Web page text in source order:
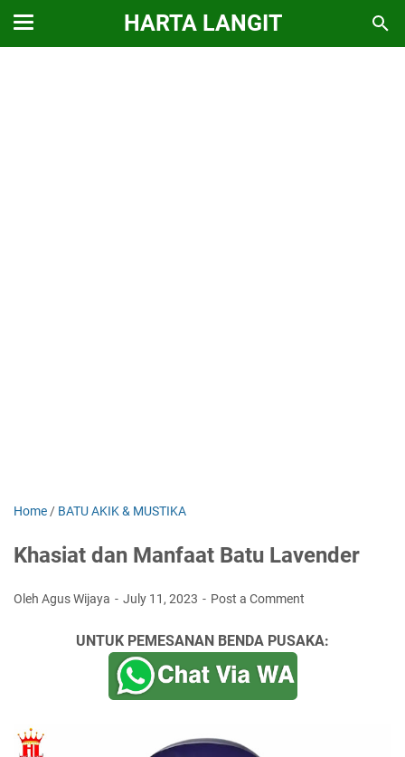
HARTA LANGIT
Home / BATU AKIK & MUSTIKA
Khasiat dan Manfaat Batu Lavender
Oleh Agus Wijaya July 11, 2023 Post a Comment
UNTUK PEMESANAN BENDA PUSAKA: